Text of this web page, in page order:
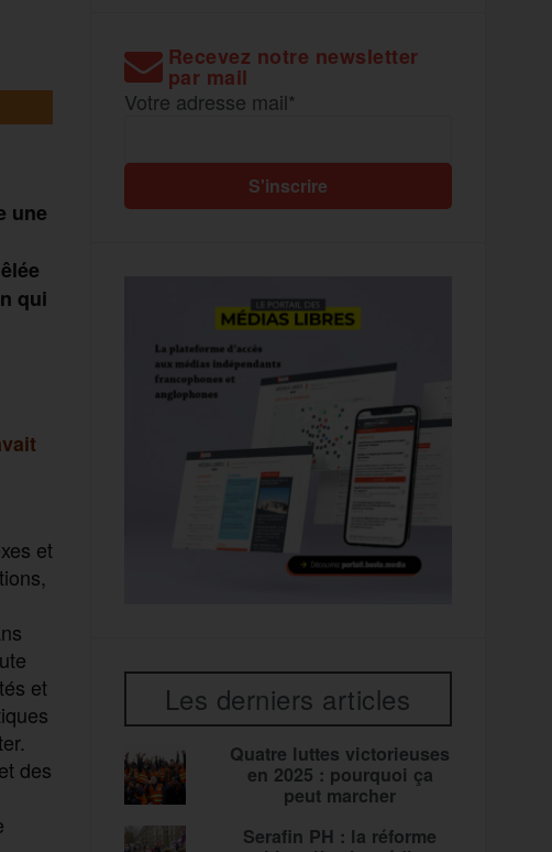
une
qui
et
et
des
Recevez notre newsletter
par mail
Votre adresse mail*
Les derniers articles
Quatre luttes victorieuses
en 2025 : pourquoi ça
peut marcher
Serafin PH : la réforme